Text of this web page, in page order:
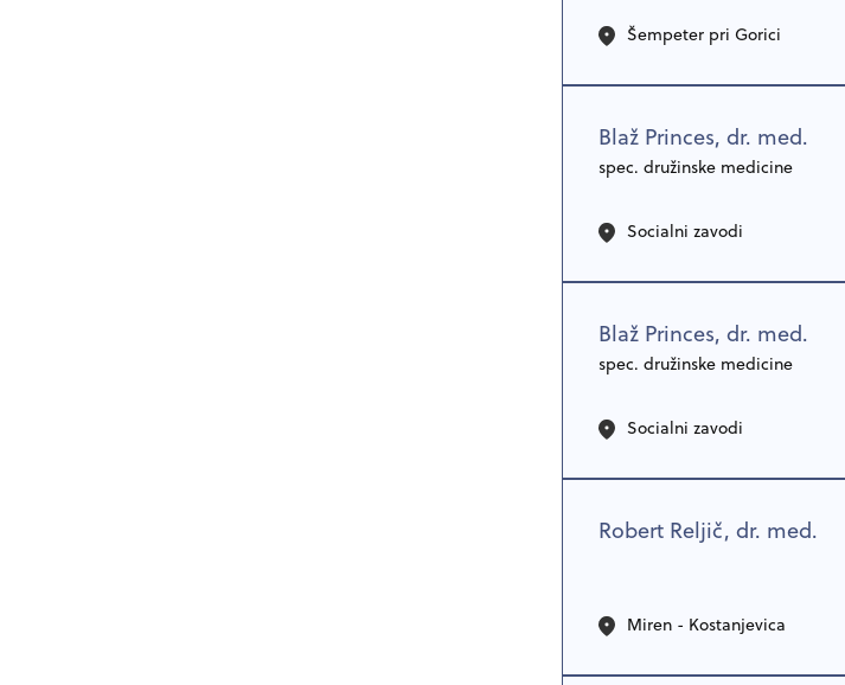
Šempeter pri Gorici
Blaž Princes, dr. med.
spec. družinske medicine
Socialni zavodi
Blaž Princes, dr. med.
spec. družinske medicine
Socialni zavodi
Robert Reljič, dr. med.
Miren - Kostanjevica